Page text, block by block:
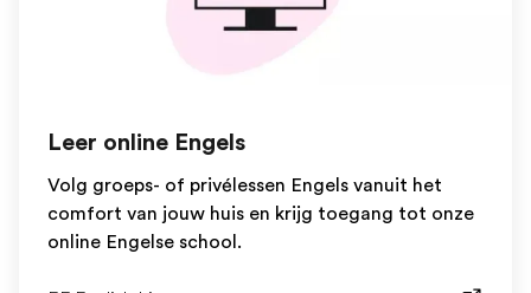
Leer online Engels
Volg groeps- of privélessen Engels vanuit het
comfort van jouw huis en krijg toegang tot onze
online Engelse school.